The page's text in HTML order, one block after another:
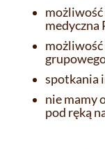
możliwość
medyczna
możliwość
spotkania
nie mamy
pod ręką